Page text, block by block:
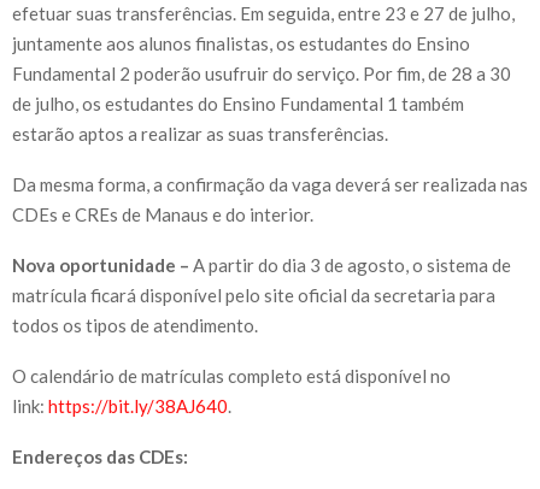
efetuar suas transferências. Em seguida, entre 23 e 27 de julho,
juntamente aos alunos finalistas, os estudantes do Ensino
Fundamental 2 poderão usufruir do serviço. Por fim, de 28 a 30
de julho, os estudantes do Ensino Fundamental 1 também
estarão aptos a realizar as suas transferências.
Da mesma forma, a confirmação da vaga deverá ser realizada nas
CDEs e CREs de Manaus e do interior.
Nova oportunidade – A partir do dia 3 de agosto, o sistema de
matrícula ficará disponível pelo site oficial da secretaria para
todos os tipos de atendimento.
O calendário de matrículas completo está disponível no
link: https://bit.ly/38AJ640.
Endereços das CDEs: